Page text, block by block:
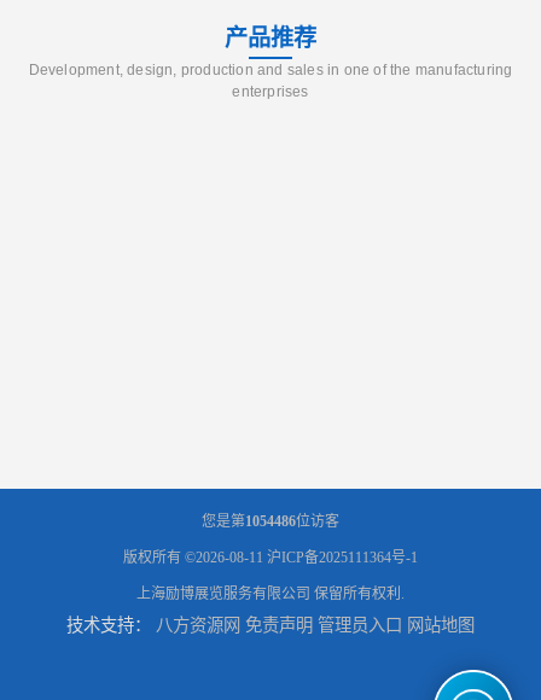
产品推荐
Development, design, production and sales in one of the manufacturing
enterprises
您是第1054486位访客
版权所有 ©2026-08-11 沪ICP备2025111364号-1
上海励博展览服务有限公司 保留所有权利.
技术支持： 八方资源网 免责声明 管理员入口 网站地图